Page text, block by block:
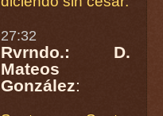
27:32
Rvrndo.: D.
Mateos
González: